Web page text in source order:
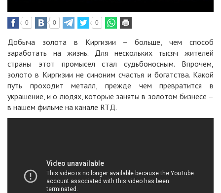
0 0 0
Добыча золота в Киргизии – больше, чем способ
заработать на жизнь. Для нескольких тысяч жителей
страны этот промысел стал судьбоносным. Впрочем,
золото в Киргизии не синоним счастья и богатства. Какой
путь проходит металл, прежде чем превратится в
украшение, и о людях, которые заняты в золотом бизнесе –
в нашем фильме на канале RTД.